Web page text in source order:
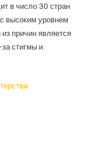
в число 30 стран
высоким уровнем
причин является
стигмы и